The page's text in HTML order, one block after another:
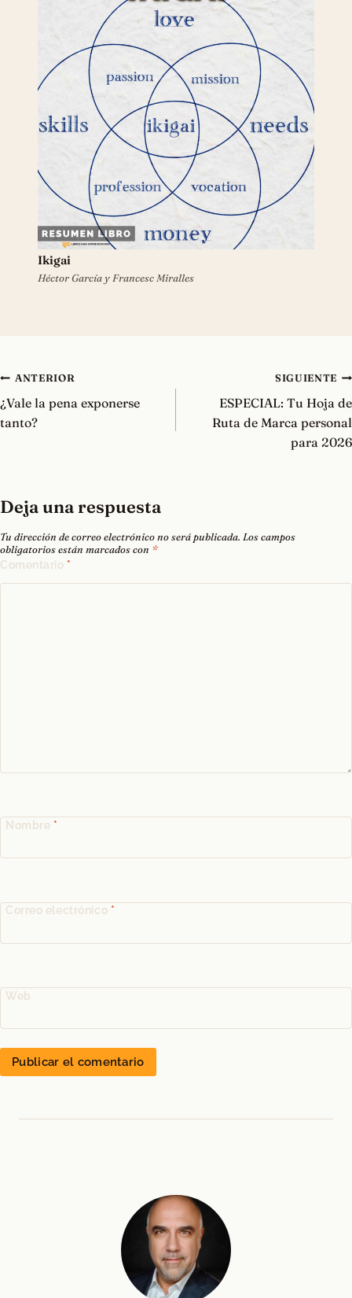
Ikigai
Héctor García y Francesc Miralles
Navegación
de
entradas
ANTERIOR
¿Vale la pena exponerse
tanto?
SIGUIENTE
ESPECIAL: Tu Hoja de
Ruta de Marca personal
para 2026
Deja una respuesta
Tu dirección de correo electrónico no será publicada. Los campos
obligatorios están marcados con *
Comentario *
Nombre *
Correo electrónico *
Web